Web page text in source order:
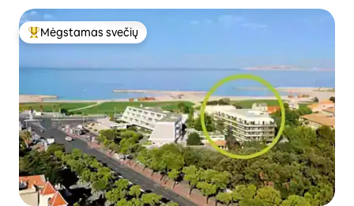
Svečių mėgstamiausias
Mėgstamas svečių